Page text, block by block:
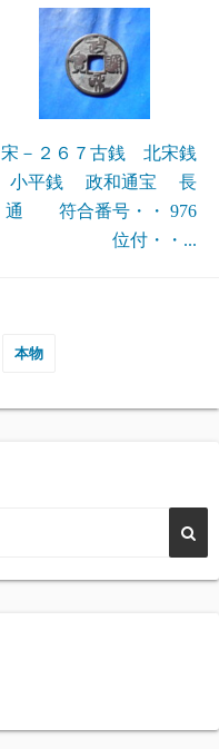
宋－２６７古銭 北宋銭
小平銭 政和通宝 長
通 符合番号・・ 976
位付・・...
本物